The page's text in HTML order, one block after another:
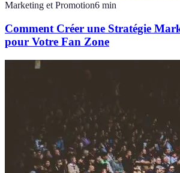
Marketing et Promotion6 min
Comment Créer une Stratégie
pour Votre Fan Zone